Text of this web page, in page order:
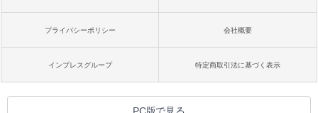
プライバシーポリシー 会社概要
インプレスグループ 特定商取引法に基づく表示